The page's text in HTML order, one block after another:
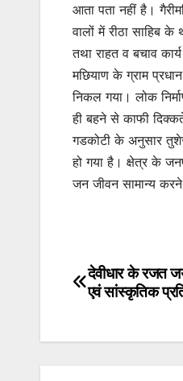
आता पता नहीं है।
वालों में रीठा साहिब
तथा राहत व बचाव
मछियाण के ग्राम
निकल गया। लोक
ही बहने से काफी
गडकोटी के अनुसार
हो गया है। क्षेत्र के
जन जीवन सामान्य
Post
देवीधार के रजत
एवं सांस्कृतिक